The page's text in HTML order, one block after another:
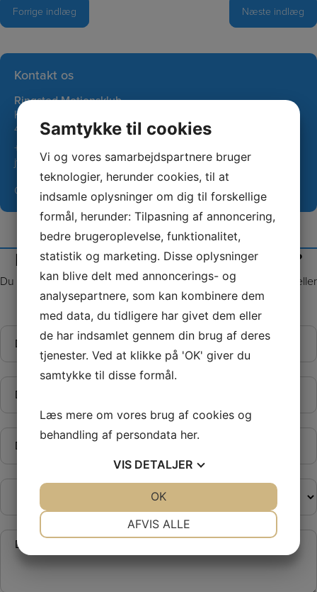
Indlægsnavigation
Forrige indlæg Næste indlæg
Kontakt os
Ringsted Motionsklub
Klosteråsen 55
4100 Ringsted
+45 22456481
jytte@haak.dk
CVR: 29576424
I tvivl om hold, tilmelding eller andet?
Du er altid velkommen til at kontakte os på telefon 22456481, eller
via formularen herunder.
mail
Samtykke til cookies
Vi og vores samarbejdspartnere bruger
teknologier, herunder cookies, til at
indsamle oplysninger om dig til forskellige
formål, herunder: Tilpasning af annoncering,
bedre brugeroplevelse, funktionalitet,
statistik og marketing. Disse oplysninger
kan blive delt med annoncerings- og
analysepartnere, som kan kombinere dem
med data, du tidligere har givet dem eller
de har indsamlet gennem din brug af deres
tjenester. Ved at klikke på 'OK' giver du
samtykke til disse formål.
Læs mere om vores brug af cookies og
behandling af persondata her.
VIS DETALJER
AFVIS ALLE
OK